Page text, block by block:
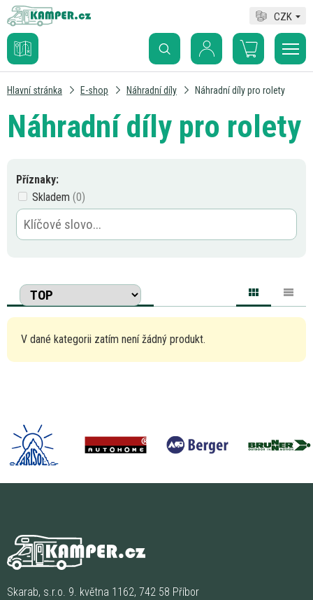
CZK
Hlavní stránka E-shop Náhradní díly Náhradní díly pro rolety
Náhradní díly pro rolety
Příznaky:
Skladem
V dané kategorii zatím není žádný produkt.
Skarab, s.r.o. 9. května 1162, 742 58 Příbor